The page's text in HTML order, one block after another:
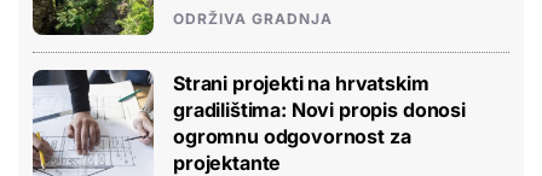
ODRŽIVA GRADNJA
Strani projekti na hrvatskim
gradilištima: Novi propis donosi
ogromnu odgovornost za
projektante